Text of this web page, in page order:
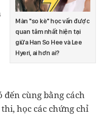
Màn "so kè" học vấn được
quan tâm nhất hiện tại
giữa Han So Hee và Lee
Hyeri, ai hơn ai?
cùng bằng cách
học các chứng chỉ